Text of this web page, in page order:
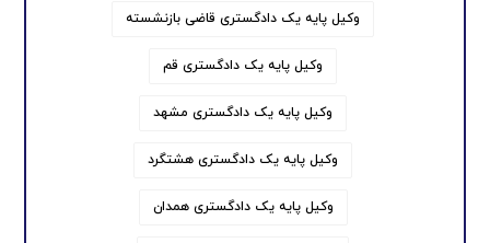
وکیل پایه یک دادگستری قاضی بازنشسته
وکیل پایه یک دادگستری قم
وکیل پایه یک دادگستری مشهد
وکیل پایه یک دادگستری هشتگرد
وکیل پایه یک دادگستری همدان